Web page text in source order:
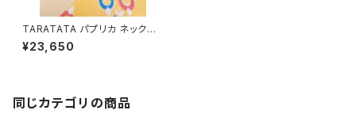
TARATATA パプリカ ネックレ
ス
¥23,650
同じカテゴリの商品